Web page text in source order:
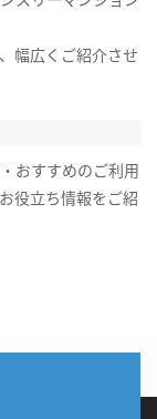
幅広くご紹介させ
おすすめのご利用
役立ち情報をご紹